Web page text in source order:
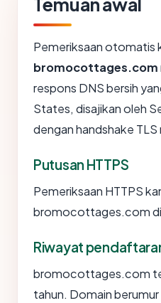
Pemeriksaan otomatis
bromocottages.com
respons DNS bersih
States, disajikan oleh
dengan handshake
Putusan HTTPS
Pemeriksaan HTTPS
bromocottages.com
Riwayat
bromocottages.com
tahun. Domain